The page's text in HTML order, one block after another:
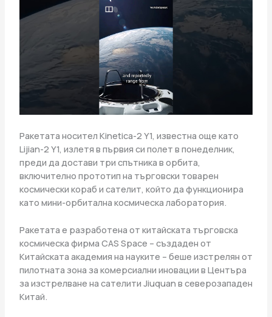
Ракетата носител Kinetica-2 Y1, известна още като
Lijian-2 Y1, излетя в първия си полет в понеделник,
преди да достави три спътника в орбита,
включително прототип на търговски товарен
космически кораб и сателит, който да функционира
като мини-орбитална космическа лаборатория.
Ракетата е разработена от китайската търговска
космическа фирма CAS Space – създаден от
Китайската академия на науките – беше изстрелян от
пилотната зона за комерсиални иновации в Центъра
за изстрелване на сателити Jiuquan в северозападен
Китай.